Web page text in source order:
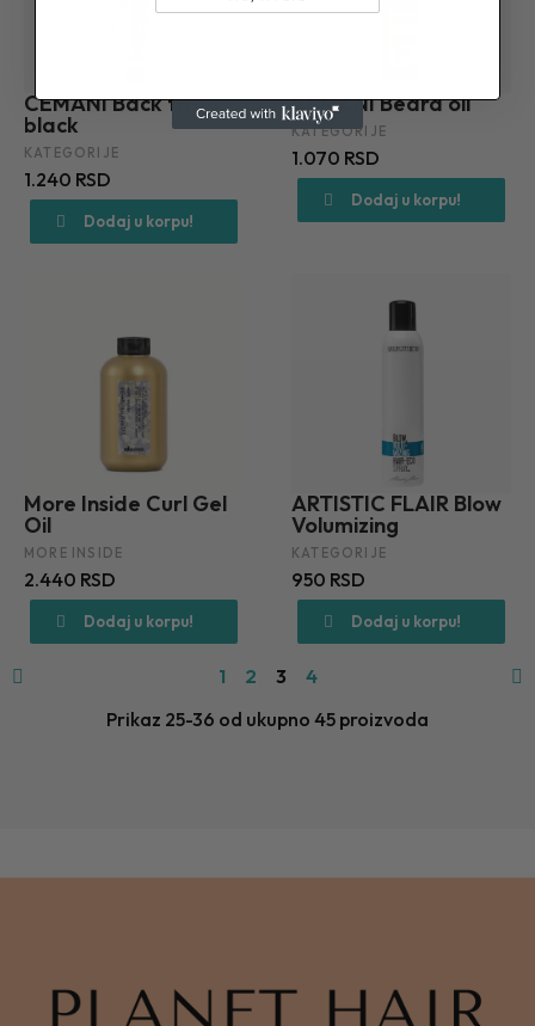
CEMANI Back to
black
KATEGORIJE
1.240 RSD
Dodaj u korpu!
CEMANI Beard oil
KATEGORIJE
1.070 RSD
Dodaj u korpu!
More Inside Curl Gel
Oil
MORE INSIDE
2.440 RSD
Dodaj u korpu!
ARTISTIC FLAIR Blow
Volumizing
KATEGORIJE
950 RSD
Dodaj u korpu!
1 2 3
4
Prikaz 25-36 od ukupno 45 proizvoda